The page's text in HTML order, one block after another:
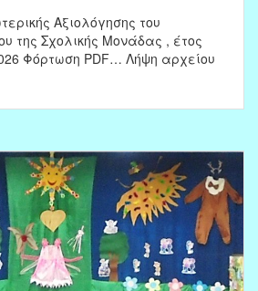
Αξιολόγησης του
της Σχολικής Μονάδας , έτος
Φόρτωση PDF… Λήψη αρχείου